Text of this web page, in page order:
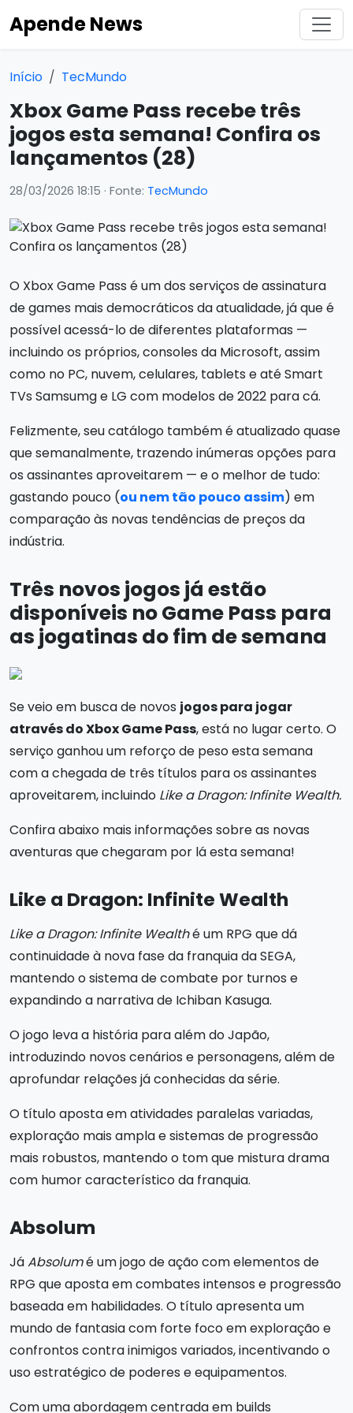
Apende News
Início TecMundo
Xbox Game Pass recebe três
jogos esta semana! Confira os
lançamentos (28)
28/03/2026 18:15 · Fonte: TecMundo
O Xbox Game Pass é um dos serviços de assinatura
de games mais democráticos da atualidade, já que é
possível acessá-lo de diferentes plataformas —
incluindo os próprios, consoles da Microsoft, assim
como no PC, nuvem, celulares, tablets e até Smart
TVs Samsumg e LG com modelos de 2022 para cá.
Felizmente, seu catálogo também é atualizado quase
que semanalmente, trazendo inúmeras opções para
os assinantes aproveitarem — e o melhor de tudo:
gastando pouco (ou nem tão pouco assim) em
comparação às novas tendências de preços da
indústria.
Três novos jogos já estão
disponíveis no Game Pass para
as jogatinas do fim de semana
Se veio em busca de novos jogos para jogar
através do Xbox Game Pass, está no lugar certo. O
serviço ganhou um reforço de peso esta semana
com a chegada de três títulos para os assinantes
aproveitarem, incluindo Like a Dragon: Infinite Wealth.
Confira abaixo mais informações sobre as novas
aventuras que chegaram por lá esta semana!
Like a Dragon: Infinite Wealth
Like a Dragon: Infinite Wealthé um RPG que dá
continuidade à nova fase da franquia da SEGA,
mantendo o sistema de combate por turnos e
expandindo a narrativa de Ichiban Kasuga.
O jogo leva a história para além do Japão,
introduzindo novos cenários e personagens, além de
aprofundar relações já conhecidas da série.
O título aposta em atividades paralelas variadas,
exploração mais ampla e sistemas de progressão
mais robustos, mantendo o tom que mistura drama
com humor característico da franquia.
Absolum
JáAbsolumé um jogo de ação com elementos de
RPG que aposta em combates intensos e progressão
baseada em habilidades. O título apresenta um
mundo de fantasia com forte foco em exploração e
confrontos contra inimigos variados, incentivando o
uso estratégico de poderes e equipamentos.
Com uma abordagem centrada em builds